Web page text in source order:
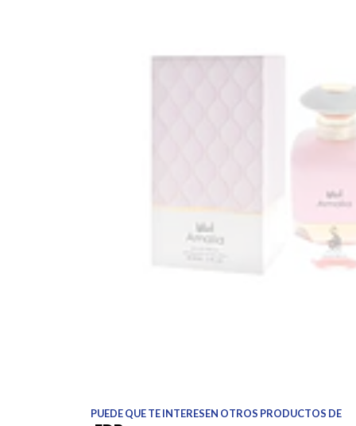
PUEDE QUE TE INTERESEN OTROS PRODUCTOS DE